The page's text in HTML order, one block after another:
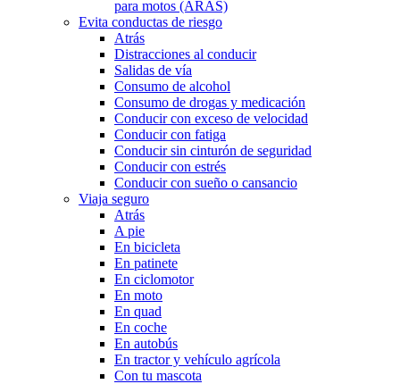
para motos (ARAS)
Evita conductas de riesgo
Atrás
Distracciones al conducir
Salidas de vía
Consumo de alcohol
Consumo de drogas y medicación
Conducir con exceso de velocidad
Conducir con fatiga
Conducir sin cinturón de seguridad
Conducir con estrés
Conducir con sueño o cansancio
Viaja seguro
Atrás
A pie
En bicicleta
En patinete
En ciclomotor
En moto
En quad
En coche
En autobús
En tractor y vehículo agrícola
Con tu mascota